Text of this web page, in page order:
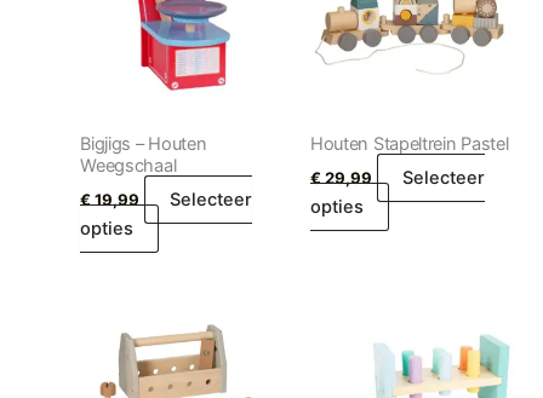
Bigjigs – Houten
Weegschaal
€19,99
Selecteer
opties
Houten Stapeltrein Pastel
€29,99
Selecteer
opties